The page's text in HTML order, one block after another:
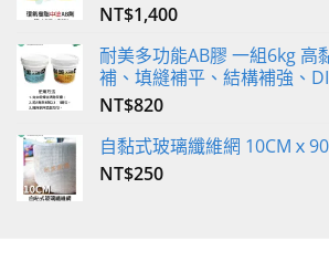
NT$1,400
耐美多功能AB膠 一組6kg 高
補、填縫補平、結構補強、
NT$820
自黏式玻璃纖維網 10CMｘ
NT$250